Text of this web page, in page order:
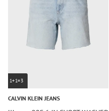
1+1=3
CALVIN KLEIN JEANS